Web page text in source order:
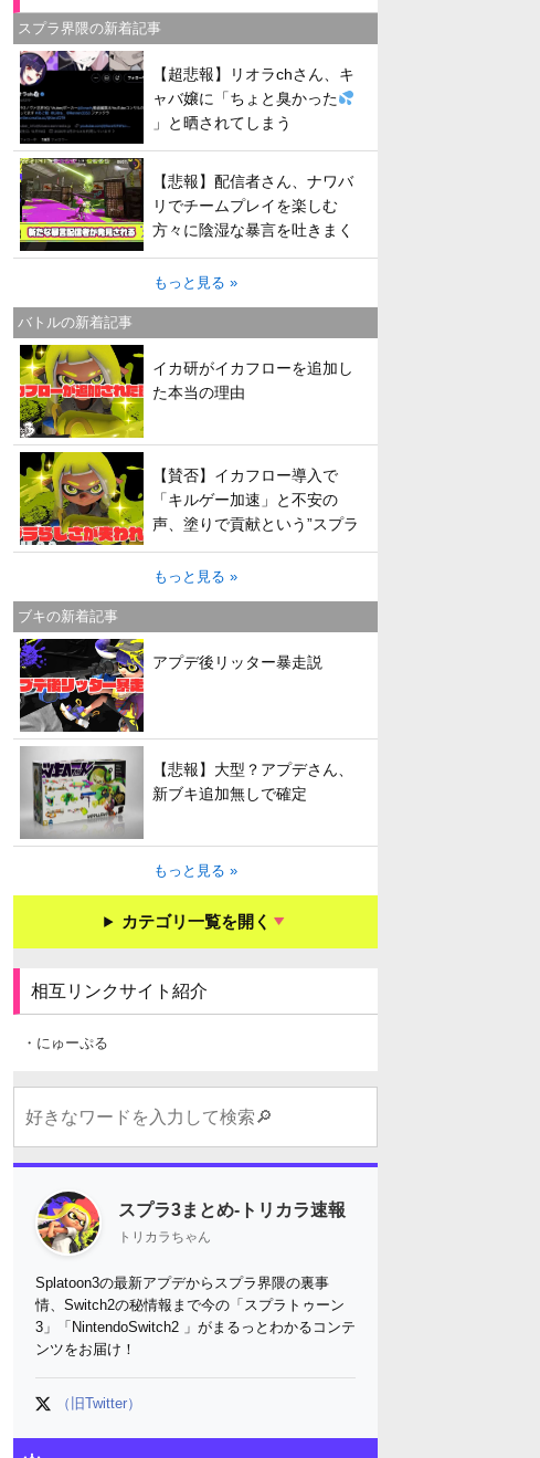
スプラ界隈の新着記事
【超悲報】リオラchさん、キ
ャバ嬢に「ちょと臭かった
」と晒されてしまう
【悲報】配信者さん、ナワバ
リでチームプレイを楽しむ
方々に陰湿な暴言を吐きまく
ってしまう
もっと見る »
バトルの新着記事
イカ研がイカフローを追加し
た本当の理由
【賛否】イカフロー導入で
「キルゲー加速」と不安の
声、塗りで貢献という”スプラ
らしさ”は失われてしまうのか
もっと見る »
ブキの新着記事
アプデ後リッター暴走説
【悲報】大型？アプデさん、
新ブキ追加無しで確定
もっと見る »
カテゴリ一覧を開く
相互リンクサイト紹介
・にゅーぷる
スプラ3まとめ-トリカラ速報
トリカラちゃん
Splatoon3の最新アプデからスプラ界隈の裏事
情、Switch2の秘情報まで今の「スプラトゥーン
3」「NintendoSwitch2 」がまるっとわかるコンテ
ンツをお届け！
（旧Twitter）